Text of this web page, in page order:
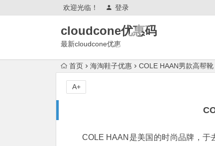
欢迎光临！ 登录
cloudcone优惠码
最新cloudcone优惠
样?续费,退款,会跑路吗?
首页 海淘鞋子优惠 COLE HAAN男款高帮靴
A+
COLE HAAN是美国的时尚品牌，于